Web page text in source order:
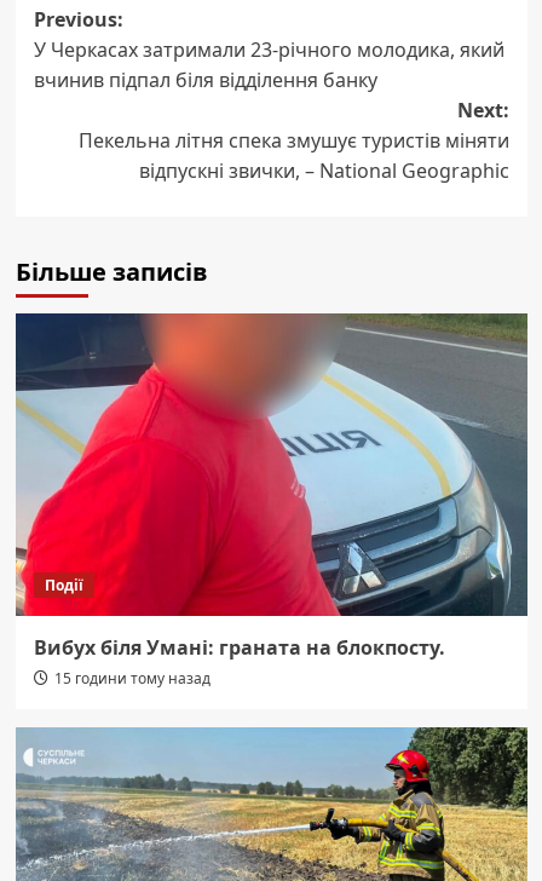
Post
navigation
Previous:
У Черкасах затримали 23-річного молодика, який
вчинив підпал біля відділення банку
Next:
Пекельна літня спека змушує туристів міняти
відпускні звички, – National Geographic
Більше записів
Події
Вибух біля Умані: граната на блокпосту.
15 години тому назад